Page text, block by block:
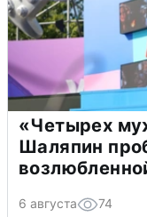
«Четырех
Шаляпин
6 августа 74